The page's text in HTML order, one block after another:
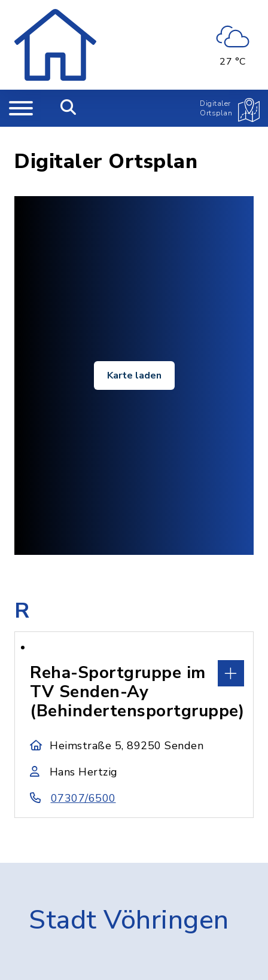
27 °C
Digitaler
Ortsplan
Digitaler Ortsplan
Karte laden
R
Reha-Sportgruppe im
TV Senden-Ay
(Behindertensportgruppe)
Heimstraße 5, 89250 Senden
Hans Hertzig
07307/6500
Stadt Vöhringen